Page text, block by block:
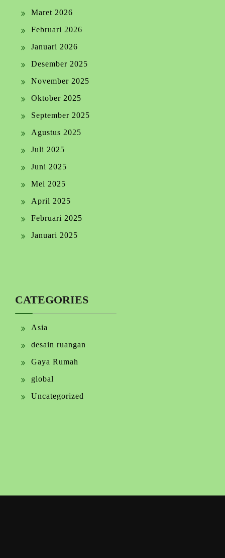
Maret 2026
Februari 2026
Januari 2026
Desember 2025
November 2025
Oktober 2025
September 2025
Agustus 2025
Juli 2025
Juni 2025
Mei 2025
April 2025
Februari 2025
Januari 2025
CATEGORIES
Asia
desain ruangan
Gaya Rumah
global
Uncategorized